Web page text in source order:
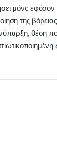
μόνο εφόσον
της
θέση